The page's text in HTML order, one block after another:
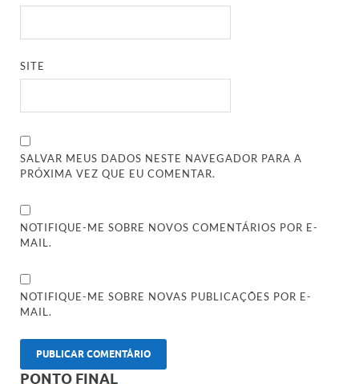
SITE
SALVAR MEUS DADOS NESTE NAVEGADOR PARA A
PRÓXIMA VEZ QUE EU COMENTAR.
NOTIFIQUE-ME SOBRE NOVOS COMENTÁRIOS POR E-
MAIL.
NOTIFIQUE-ME SOBRE NOVAS PUBLICAÇÕES POR E-
MAIL.
PONTO FINAL